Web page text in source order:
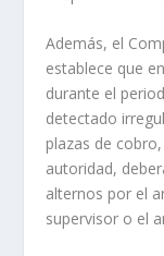
Además, el
establece que
durante el
detectado
plazas de
autoridad,
alternos por el
supervisor o el